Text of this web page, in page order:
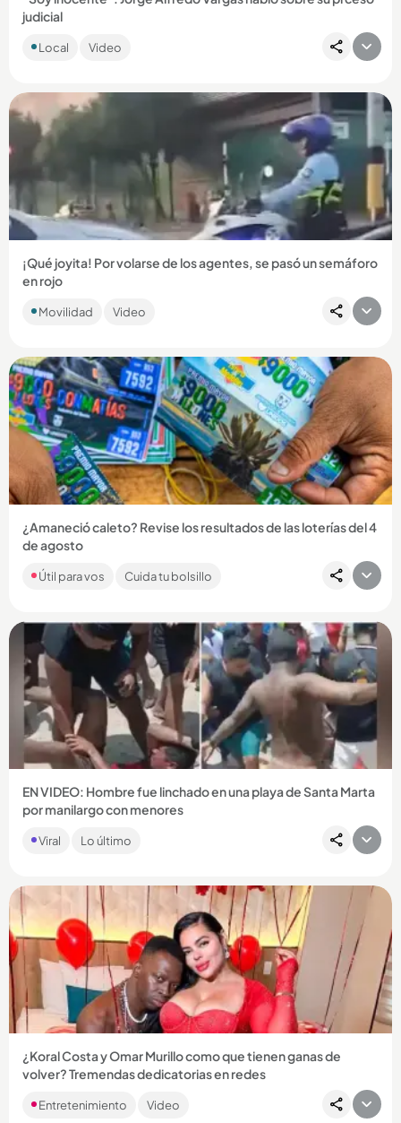
judicial
palabra, pero reiteró que defenderá su inocencia. ...
Local Video
Compartir Noticia
¡Qué joyita! Por volarse de los agentes, se pasó un semáforo
en rojo
vehículo que fue descubierto circulando por el carril
Movilidad Video
Compartir Noticia
¿Amaneció caleto? Revise los resultados de las loterías del 4
de agosto
Encuentre aquí los números ganadores por las loterías de la
Cruz Roja y Huila, por MiLoto y por los tradicionales chances....
Útil para vos Cuida tu bolsillo
Compartir Noticia
EN VIDEO: Hombre fue linchado en una playa de Santa Marta
por manilargo con menores
controlar la situación....
Viral Lo último
Compartir Noticia
¿Koral Costa y Omar Murillo como que tienen ganas de
volver? Tremendas dedicatorias en redes
Después de casi 20 años de relación, la pareja anunció hace
varios meses que habían terminado. ...
Entretenimiento Video